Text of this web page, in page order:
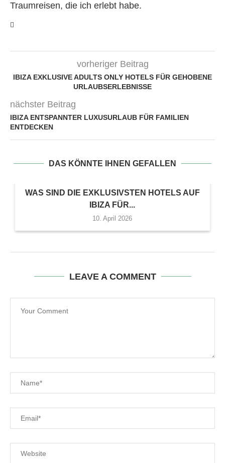
Traumreisen, die ich erlebt habe.
vorheriger Beitrag
IBIZA EXKLUSIVE ADULTS ONLY HOTELS FÜR GEHOBENE
URLAUBSERLEBNISSE
nächster Beitrag
IBIZA ENTSPANNTER LUXUSURLAUB FÜR FAMILIEN
ENTDECKEN
DAS KÖNNTE IHNEN GEFALLEN
WAS SIND DIE EXKLUSIVSTEN HOTELS AUF
IBIZA FÜR...
10. April 2026
LEAVE A COMMENT